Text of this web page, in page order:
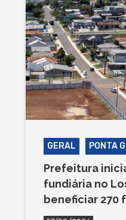
GERAL PONTA
Prefeitura
fundiária no
beneficiar 270